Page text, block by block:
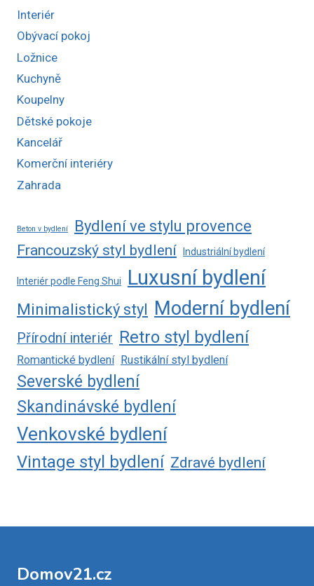
Interiér
Obývací pokoj
Ložnice
Kuchyně
Koupelny
Dětské pokoje
Kancelář
Komerční interiéry
Zahrada
Beton v bydlení
Bydlení ve stylu provence
Francouzský styl bydlení
Industriální bydlení
Interiér podle Feng Shui Luxusní bydlení
Minimalistický styl Moderní bydlení
Přírodní interiér Retro styl bydlení
Romantické bydlení Rustikální styl bydlení
Severské bydlení
Skandinávské bydlení
Venkovské bydlení
Vintage styl bydlení Zdravé bydlení
Domov21.cz